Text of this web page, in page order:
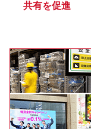
共有を促進